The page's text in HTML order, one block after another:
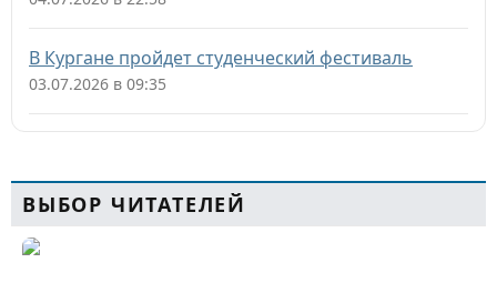
В Кургане пройдет студенческий фестиваль
03.07.2026 в 09:35
ВЫБОР ЧИТАТЕЛЕЙ